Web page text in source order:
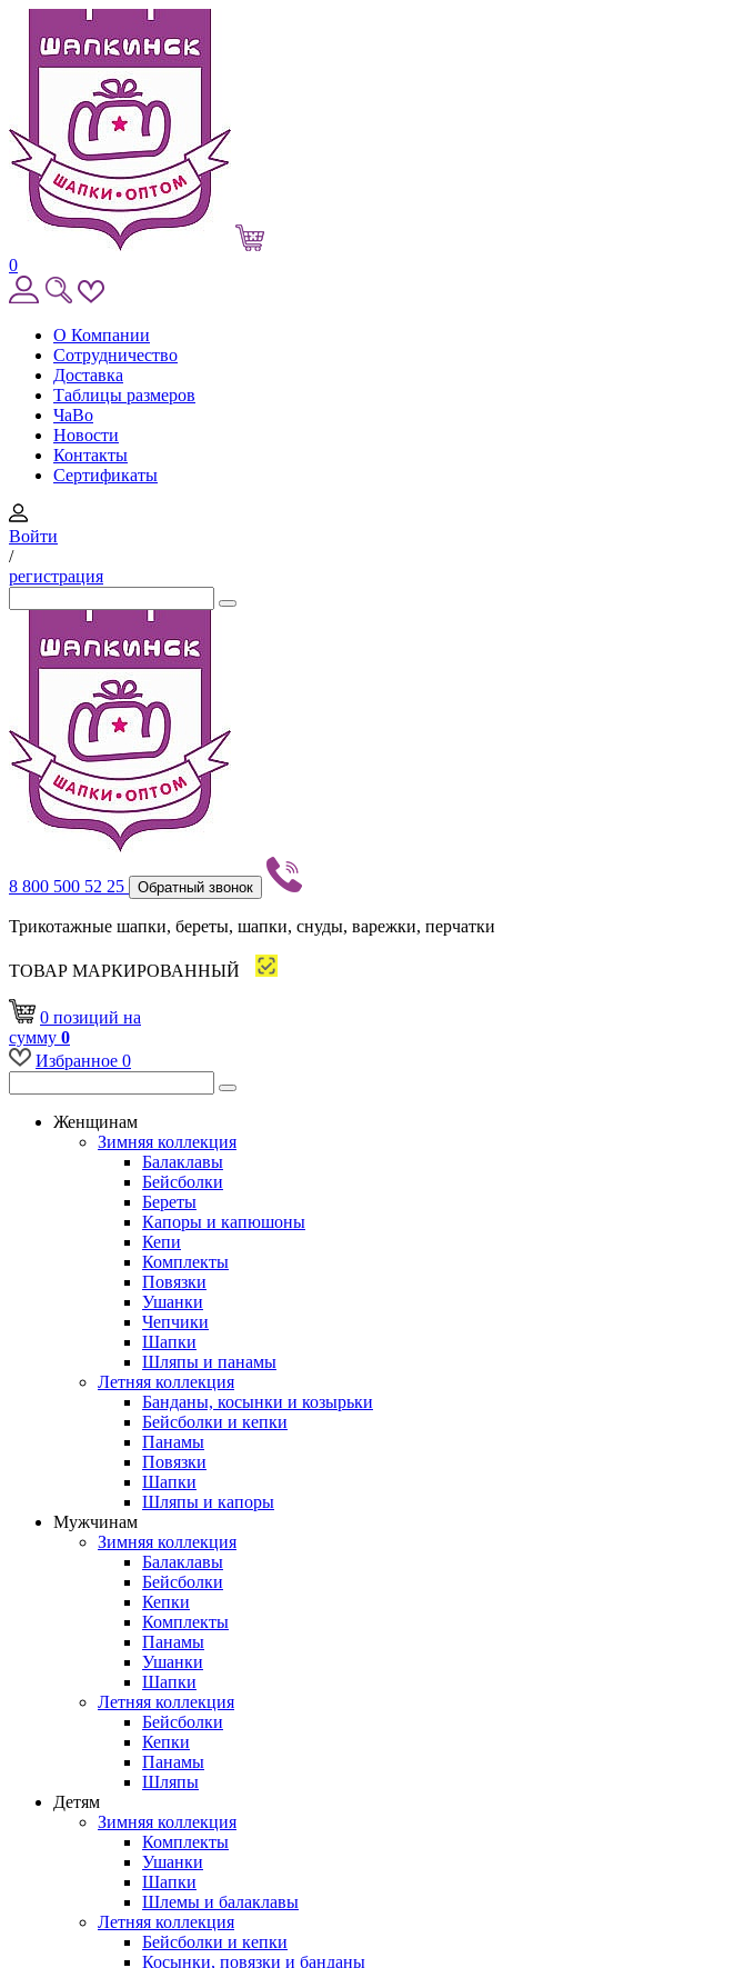
0
О Компании
Сотрудничество
Доставка
Таблицы размеров
ЧаВо
Новости
Контакты
Сертификаты
Войти
/
регистрация
8 800 500 52 25 Обратный звонок
Трикотажные шапки, береты, шапки, снуды, варежки, перчатки
ТОВАР МАРКИРОВАННЫЙ
0 позиций на
сумму 0
Избранное 0
Женщинам
Зимняя коллекция
Балаклавы
Бейсболки
Береты
Капоры и капюшоны
Кепи
Комплекты
Повязки
Ушанки
Чепчики
Шапки
Шляпы и панамы
Летняя коллекция
Банданы, косынки и козырьки
Бейсболки и кепки
Панамы
Повязки
Шапки
Шляпы и капоры
Мужчинам
Зимняя коллекция
Балаклавы
Бейсболки
Кепки
Комплекты
Панамы
Ушанки
Шапки
Летняя коллекция
Бейсболки
Кепки
Панамы
Шляпы
Детям
Зимняя коллекция
Комплекты
Ушанки
Шапки
Шлемы и балаклавы
Летняя коллекция
Бейсболки и кепки
Косынки, повязки и банданы